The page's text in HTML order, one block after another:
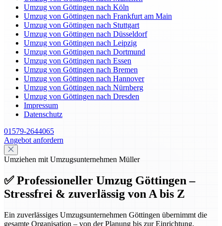
Umzug von Göttingen nach Köln
Umzug von Göttingen nach Frankfurt am Main
Umzug von Göttingen nach Stuttgart
Umzug von Göttingen nach Düsseldorf
Umzug von Göttingen nach Leipzig
Umzug von Göttingen nach Dortmund
Umzug von Göttingen nach Essen
Umzug von Göttingen nach Bremen
Umzug von Göttingen nach Hannover
Umzug von Göttingen nach Nürnberg
Umzug von Göttingen nach Dresden
Impressum
Datenschutz
01579-2644065
Angebot anfordern
Umziehen mit Umzugsunternehmen Müller
✅ Professioneller Umzug Göttingen –
Stressfrei & zuverlässig von A bis Z
Ein zuverlässiges Umzugsunternehmen Göttingen übernimmt die
gesamte Organisation – von der Planung bis zur Einrichtung.